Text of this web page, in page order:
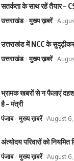
सतर्कता के साथ रहें तैयार –
उत्तराखंड मुख्य ख़बरें
उत्तराखंड में NCC के
उत्तराखंड मुख्य ख़बरें
भ्रामक खबरों से न फैलाएं
है – मंत्री
पंजाब मुख्य ख़बरें August
अंत्योदय परिवारों को नियमित
पंजाब मुख्य ख़बरें August